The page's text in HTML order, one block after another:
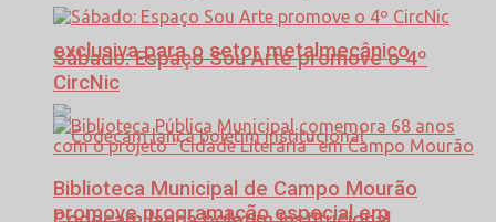
exclusiva para o setor metalmecânico
Sábado: Espaço Sou Arte promove o 4º
CircNic
Biblioteca Municipal de Campo Mourão
promove programação especial em